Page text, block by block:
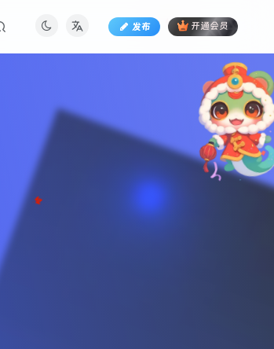
发布 开通会员